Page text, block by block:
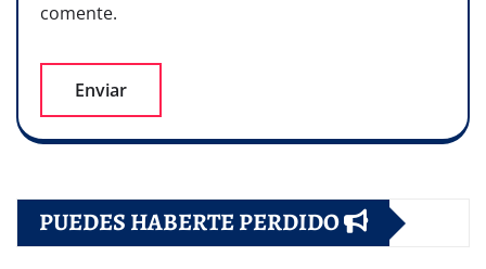
comente.
PUEDES HABERTE PERDIDO